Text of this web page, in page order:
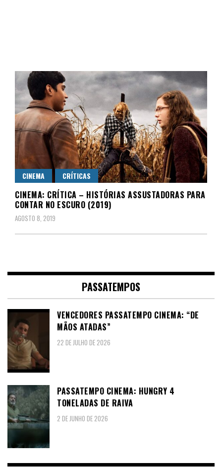
Central Comics
CINEMA CRÍTICAS
CINEMA: CRÍTICA – HISTÓRIAS ASSUSTADORAS PARA
CONTAR NO ESCURO (2019)
AGOSTO 8, 2019
PASSATEMPOS
VENCEDORES PASSATEMPO CINEMA: “DE
MÃOS ATADAS”
22 DE JULHO DE 2026
PASSATEMPO CINEMA: HUNGRY 4
TONELADAS DE RAIVA
2 DE JUNHO DE 2026